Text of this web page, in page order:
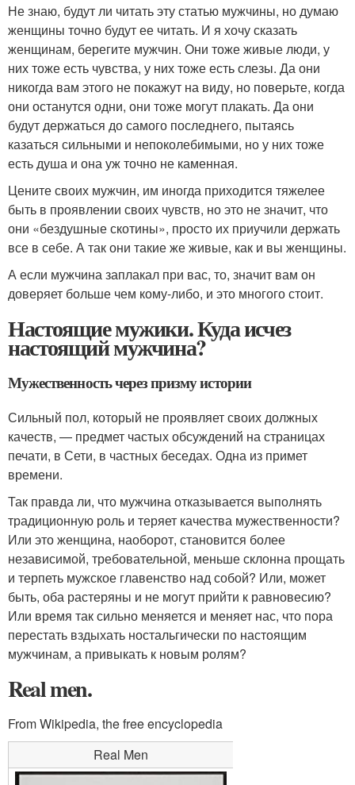
Не знаю, будут ли читать эту статью мужчины, но думаю
женщины точно будут ее читать. И я хочу сказать
женщинам, берегите мужчин. Они тоже живые люди, у
них тоже есть чувства, у них тоже есть слезы. Да они
никогда вам этого не покажут на виду, но поверьте, когда
они останутся одни, они тоже могут плакать. Да они
будут держаться до самого последнего, пытаясь
казаться сильными и непоколебимыми, но у них тоже
есть душа и она уж точно не каменная.
Цените своих мужчин, им иногда приходится тяжелее
быть в проявлении своих чувств, но это не значит, что
они «бездушные скотины», просто их приучили держать
все в себе. А так они такие же живые, как и вы женщины.
А если мужчина заплакал при вас, то, значит вам он
доверяет больше чем кому-либо, и это многого стоит.
Настоящие мужики. Куда исчез
настоящий мужчина?
Мужественность через призму истории
Сильный пол, который не проявляет своих должных
качеств, — предмет частых обсуждений на страницах
печати, в Сети, в частных беседах. Одна из примет
времени.
Так правда ли, что мужчина отказывается выполнять
традиционную роль и теряет качества мужественности?
Или это женщина, наоборот, становится более
независимой, требовательной, меньше склонна прощать
и терпеть мужское главенство над собой? Или, может
быть, оба растеряны и не могут прийти к равновесию?
Или время так сильно меняется и меняет нас, что пора
перестать вздыхать ностальгически по настоящим
мужчинам, а привыкать к новым ролям?
Real men.
From Wikipedia, the free encyclopedia
Real Men